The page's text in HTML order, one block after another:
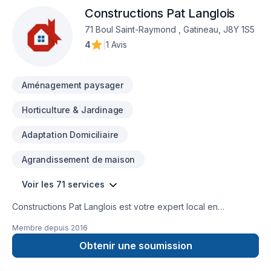
service d'exception, centré sur vos besoins et vos
aspirations.
Constructions Pat Langlois
71 Boul Saint-Raymond , Gatineau, J8Y 1S5
4
1 Avis
Aménagement paysager
Horticulture & Jardinage
Adaptation Domiciliaire
Agrandissement de maison
Voir les 71 services
Constructions Pat Langlois est votre expert local en
haies, Balcon de bois, Béton, Charpentier, Clôture,
Commercial, Conduits d'aération, Cuisine, Démolition,
Émondage, Entretien commercial, Entretien ménager,
Membre depuis 2016
Obtenir une soumission